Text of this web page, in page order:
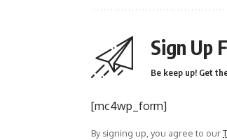
Sign Up
Be keep up! Get
[mc4wp_form]
By signing up, you agree to our